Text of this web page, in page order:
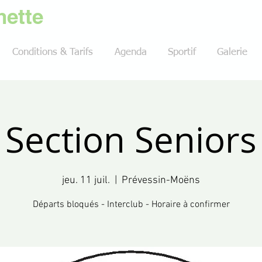
Conditions & Tarifs Agenda Sportif Galerie
Section Seniors
jeu. 11 juil. Prévessin-Moëns
Départs bloqués - Interclub - Horaire à confirmer